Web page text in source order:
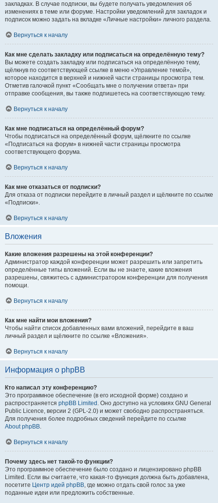
закладках. В случае подписки, вы будете получать уведомления об
изменениях в теме или форуме. Настройки уведомлений для закладок и
подписок можно задать на вкладке «Личные настройки» личного раздела.
Вернуться к началу
Как мне сделать закладку или подписаться на определённую тему?
Вы можете создать закладку или подписаться на определённую тему,
щёлкнув по соответствующей ссылке в меню «Управление темой»,
которое находится в верхней и нижней части страницы просмотра тем.
Отметив галочкой пункт «Сообщать мне о получении ответа» при
отправке сообщения, вы также подпишетесь на соответствующую тему.
Вернуться к началу
Как мне подписаться на определённый форум?
Чтобы подписаться на определённый форум, щёлкните по ссылке
«Подписаться на форум» в нижней части страницы просмотра
соответствующего форума.
Вернуться к началу
Как мне отказаться от подписки?
Для отказа от подписки перейдите в личный раздел и щёлкните по ссылке
«Подписки».
Вернуться к началу
Вложения
Какие вложения разрешены на этой конференции?
Администратор каждой конференции может разрешить или запретить
определённые типы вложений. Если вы не знаете, какие вложения
разрешены, свяжитесь с администратором конференции для получения
помощи.
Вернуться к началу
Как мне найти мои вложения?
Чтобы найти список добавленных вами вложений, перейдите в ваш
личный раздел и щёлкните по ссылке «Вложения».
Вернуться к началу
Информация о phpBB
Кто написал эту конференцию?
Это программное обеспечение (в его исходной форме) создано и
распространяется phpBB Limited . Оно доступно на условиях GNU General
Public Licence, версии 2 (GPL-2.0) и может свободно распространяться.
Для получения более подробных сведений перейдите по ссылке
About phpBB.
Вернуться к началу
Почему здесь нет такой-то функции?
Это программное обеспечение было создано и лицензировано phpBB
Limited. Если вы считаете, что какая-то функция должна быть добавлена,
посетите Центр идей phpBB, где можно отдать свой голос за уже
поданные идеи или предложить собственные.